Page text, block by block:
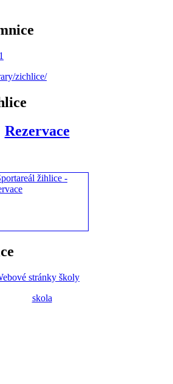
zichlice/
Rezervace
stránky školy